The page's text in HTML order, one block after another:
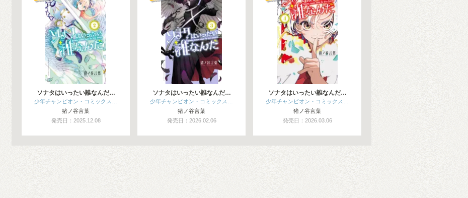
ソナタはいったい誰なんだ…
少年チャンピオン・コミックス…
猪ノ谷言葉
発売日：2025.12.08
ソナタはいったい誰なんだ…
少年チャンピオン・コミックス…
猪ノ谷言葉
発売日：2026.02.06
ソナタはいったい誰なんだ…
少年チャンピオン・コミックス…
猪ノ谷言葉
発売日：2026.03.06